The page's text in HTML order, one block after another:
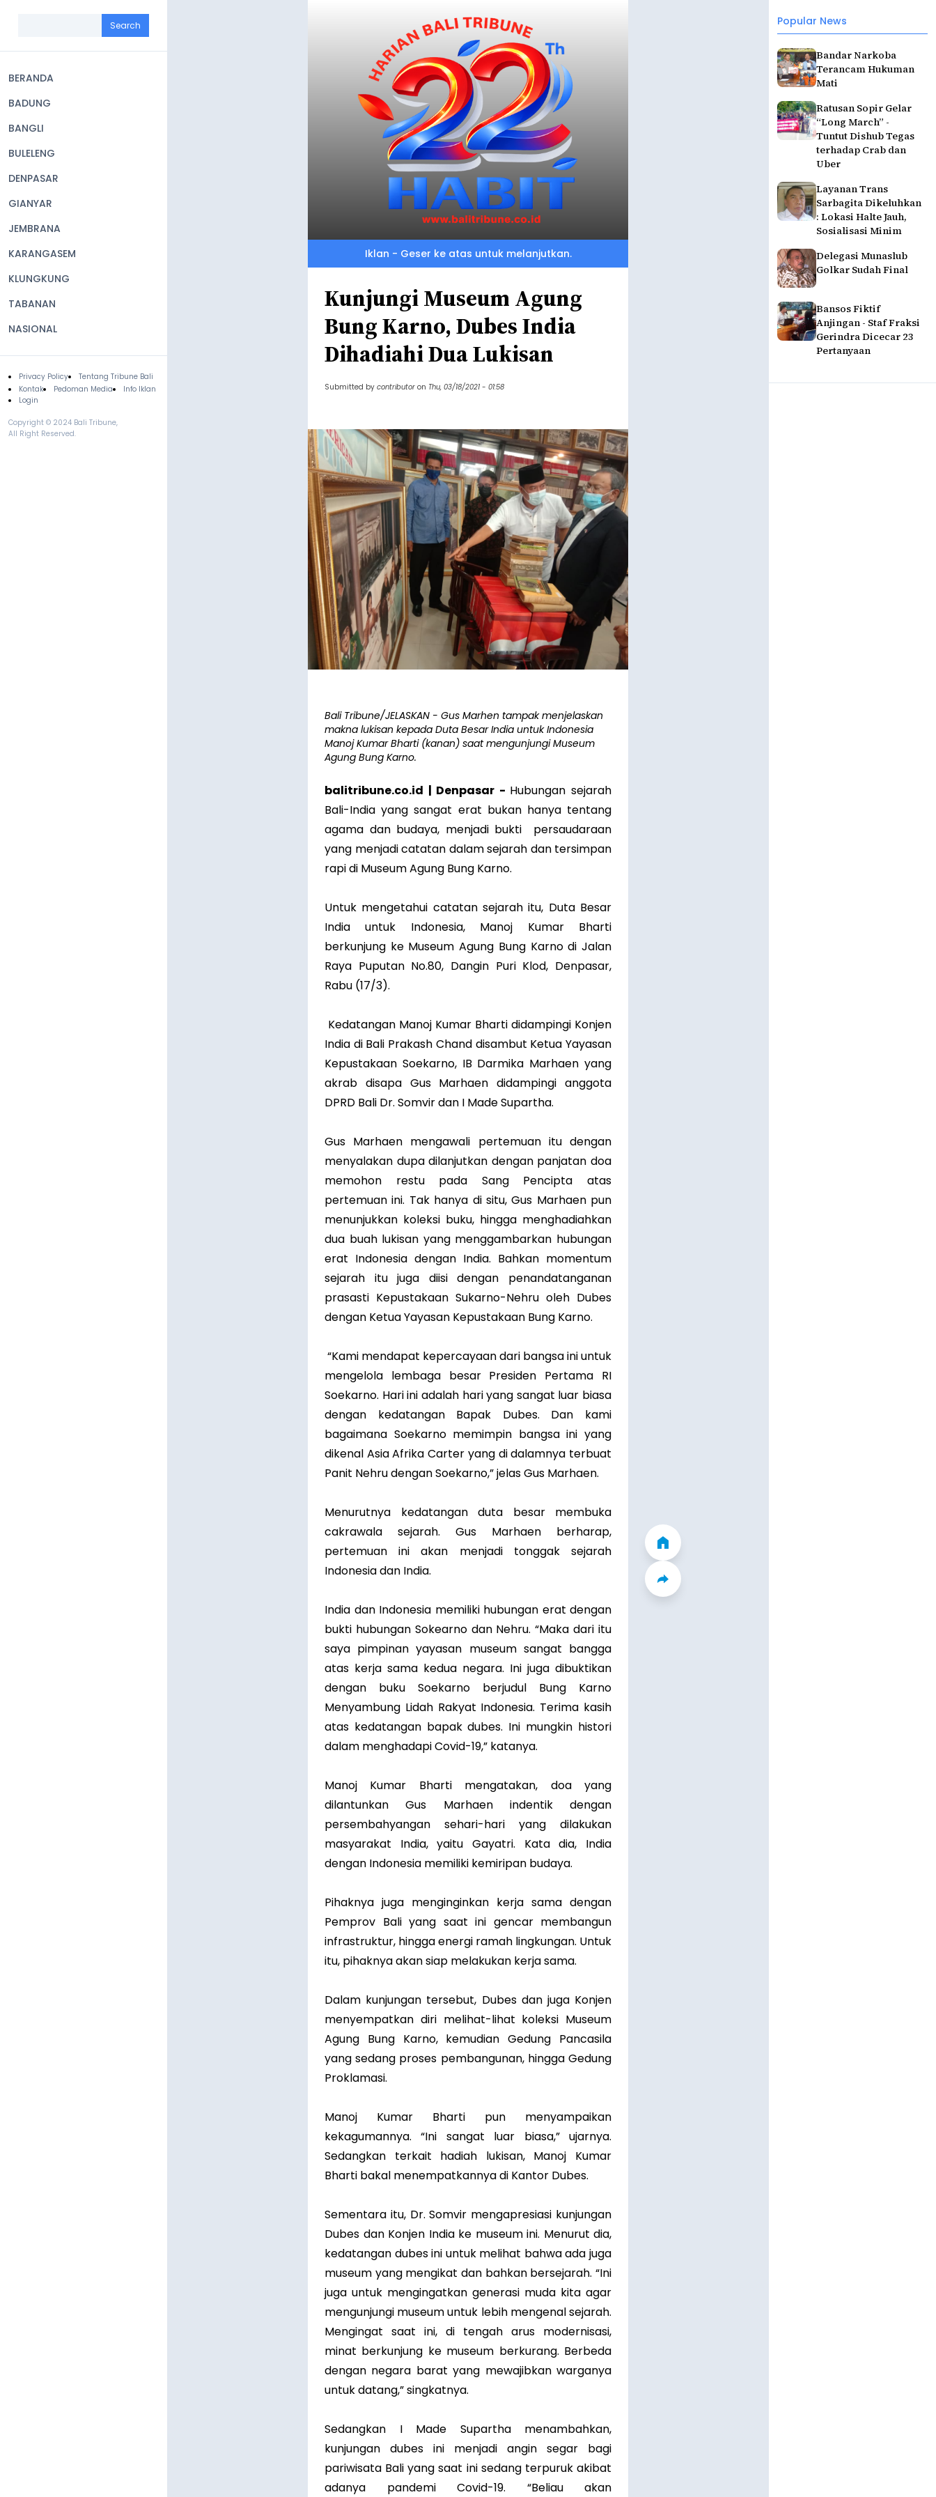
navigation
BERANDA
BADUNG
BANGLI
BULELENG
DENPASAR
GIANYAR
JEMBRANA
KARANGASEM
KLUNGKUNG
TABANAN
NASIONAL
Footer
Privacy Policy
Tentang Tribune Bali
Kontak
Pedoman Media
Info Iklan
Login
Copyright © 2024 Bali Tribune,
All Right Reserved.
Popular News
Bandar Narkoba
Terancam Hukuman
Mati
Ratusan Sopir Gelar
“Long March” -
Tuntut Dishub Tegas
terhadap Crab dan
Uber
Layanan Trans
Sarbagita Dikeluhkan
: Lokasi Halte Jauh,
Sosialisasi Minim
Delegasi Munaslub
Golkar Sudah Final
Bansos Fiktif
Anjingan - Staf Fraksi
Gerindra Dicecar 23
Pertanyaan
Iklan - Geser ke atas untuk melanjutkan.
Kunjungi Museum Agung
Bung Karno, Dubes India
Dihadiahi Dua Lukisan
Submitted by contributor on Thu, 03/18/2021 - 01:58
Bali Tribune/JELASKAN - Gus Marhen tampak menjelaskan
makna lukisan kepada Duta Besar India untuk Indonesia
Manoj Kumar Bharti (kanan) saat mengunjungi Museum
Agung Bung Karno.
balitribune.co.id | Denpasar - Hubungan sejarah
Bali-India yang sangat erat bukan hanya tentang
agama dan budaya, menjadi bukti persaudaraan
yang menjadi catatan dalam sejarah dan tersimpan
rapi di Museum Agung Bung Karno.
Untuk mengetahui catatan sejarah itu, Duta Besar
India untuk Indonesia, Manoj Kumar Bharti
berkunjung ke Museum Agung Bung Karno di Jalan
Raya Puputan No.80, Dangin Puri Klod, Denpasar,
Rabu (17/3).
Kedatangan Manoj Kumar Bharti didampingi Konjen
India di Bali Prakash Chand disambut Ketua Yayasan
Kepustakaan Soekarno, IB Darmika Marhaen yang
akrab disapa Gus Marhaen didampingi anggota
DPRD Bali Dr. Somvir dan I Made Supartha.
Gus Marhaen mengawali pertemuan itu dengan
menyalakan dupa dilanjutkan dengan panjatan doa
memohon restu pada Sang Pencipta atas
pertemuan ini. Tak hanya di situ, Gus Marhaen pun
menunjukkan koleksi buku, hingga menghadiahkan
dua buah lukisan yang menggambarkan hubungan
erat Indonesia dengan India. Bahkan momentum
sejarah itu juga diisi dengan penandatanganan
prasasti Kepustakaan Sukarno-Nehru oleh Dubes
dengan Ketua Yayasan Kepustakaan Bung Karno.
“Kami mendapat kepercayaan dari bangsa ini untuk
mengelola lembaga besar Presiden Pertama RI
Soekarno. Hari ini adalah hari yang sangat luar biasa
dengan kedatangan Bapak Dubes. Dan kami
bagaimana Soekarno memimpin bangsa ini yang
dikenal Asia Afrika Carter yang di dalamnya terbuat
Panit Nehru dengan Soekarno,” jelas Gus Marhaen.
Menurutnya kedatangan duta besar membuka
cakrawala sejarah. Gus Marhaen berharap,
pertemuan ini akan menjadi tonggak sejarah
Indonesia dan India.
India dan Indonesia memiliki hubungan erat dengan
bukti hubungan Sokearno dan Nehru. “Maka dari itu
saya pimpinan yayasan museum sangat bangga
atas kerja sama kedua negara. Ini juga dibuktikan
dengan buku Soekarno berjudul Bung Karno
Menyambung Lidah Rakyat Indonesia. Terima kasih
atas kedatangan bapak dubes. Ini mungkin histori
dalam menghadapi Covid-19,” katanya.
Manoj Kumar Bharti mengatakan, doa yang
dilantunkan Gus Marhaen indentik dengan
persembahyangan sehari-hari yang dilakukan
masyarakat India, yaitu Gayatri. Kata dia, India
dengan Indonesia memiliki kemiripan budaya.
Pihaknya juga menginginkan kerja sama dengan
Pemprov Bali yang saat ini gencar membangun
infrastruktur, hingga energi ramah lingkungan. Untuk
itu, pihaknya akan siap melakukan kerja sama.
Dalam kunjungan tersebut, Dubes dan juga Konjen
menyempatkan diri melihat-lihat koleksi Museum
Agung Bung Karno, kemudian Gedung Pancasila
yang sedang proses pembangunan, hingga Gedung
Proklamasi.
Manoj Kumar Bharti pun menyampaikan
kekagumannya. “Ini sangat luar biasa,” ujarnya.
Sedangkan terkait hadiah lukisan, Manoj Kumar
Bharti bakal menempatkannya di Kantor Dubes.
Sementara itu, Dr. Somvir mengapresiasi kunjungan
Dubes dan Konjen India ke museum ini. Menurut dia,
kedatangan dubes ini untuk melihat bahwa ada juga
museum yang mengikat dan bahkan bersejarah. “Ini
juga untuk mengingatkan generasi muda kita agar
mengunjungi museum untuk lebih mengenal sejarah.
Mengingat saat ini, di tengah arus modernisasi,
minat berkunjung ke museum berkurang. Berbeda
dengan negara barat yang mewajibkan warganya
untuk datang,” singkatnya.
Sedangkan I Made Supartha menambahkan,
kunjungan dubes ini menjadi angin segar bagi
pariwisata Bali yang saat ini sedang terpuruk akibat
adanya pandemi Covid-19. “Beliau akan